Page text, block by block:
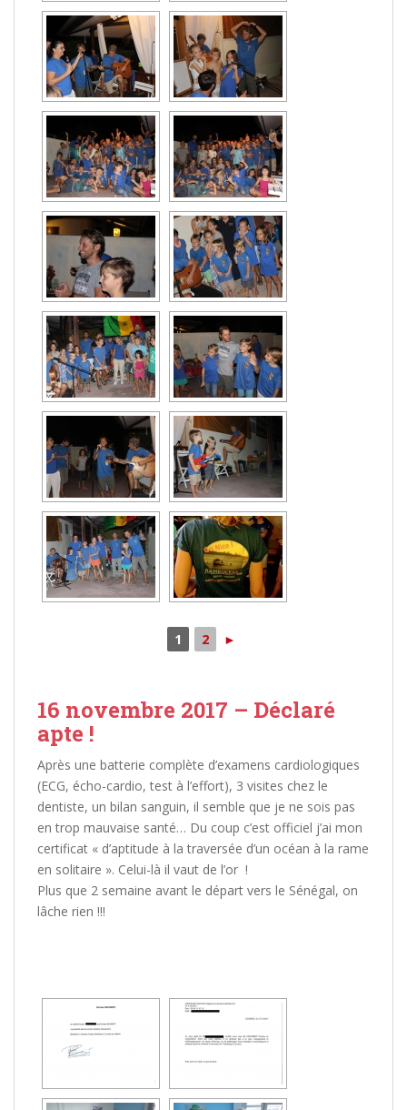
1 2 ►
16 novembre 2017 – Déclaré
apte !
Après une batterie complète d’examens cardiologiques
(ECG, écho-cardio, test à l’effort), 3 visites chez le
dentiste, un bilan sanguin, il semble que je ne sois pas
en trop mauvaise santé… Du coup c’est officiel j’ai mon
certificat « d’aptitude à la traversée d’un océan à la rame
en solitaire ». Celui-là il vaut de l’or !
Plus que 2 semaine avant le départ vers le Sénégal, on
lâche rien !!!